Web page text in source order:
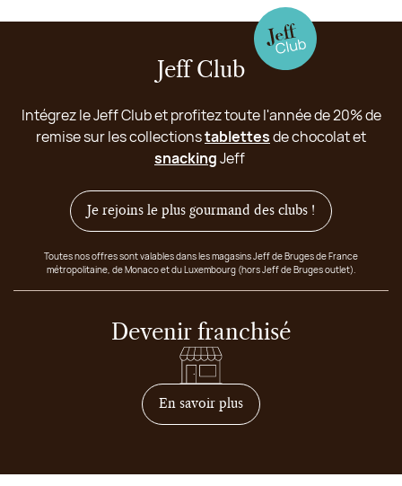
Jeff Club
Intégrez le Jeff Club et profitez toute l'année de 20% de
remise sur les collectionstablettesde chocolat et
snackingJeff
Je rejoins le plus gourmand des clubs !
Toutes nos offres sont valables dans les magasins Jeff de Bruges de France
métropolitaine, de Monaco et du Luxembourg (hors Jeff de Bruges outlet).
Devenir franchisé
En savoir plussur comment devenir